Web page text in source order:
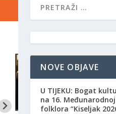
NOVE OBJAVE
​U TIJEKU: Bogat
na 16.
folklora “Kiseljak